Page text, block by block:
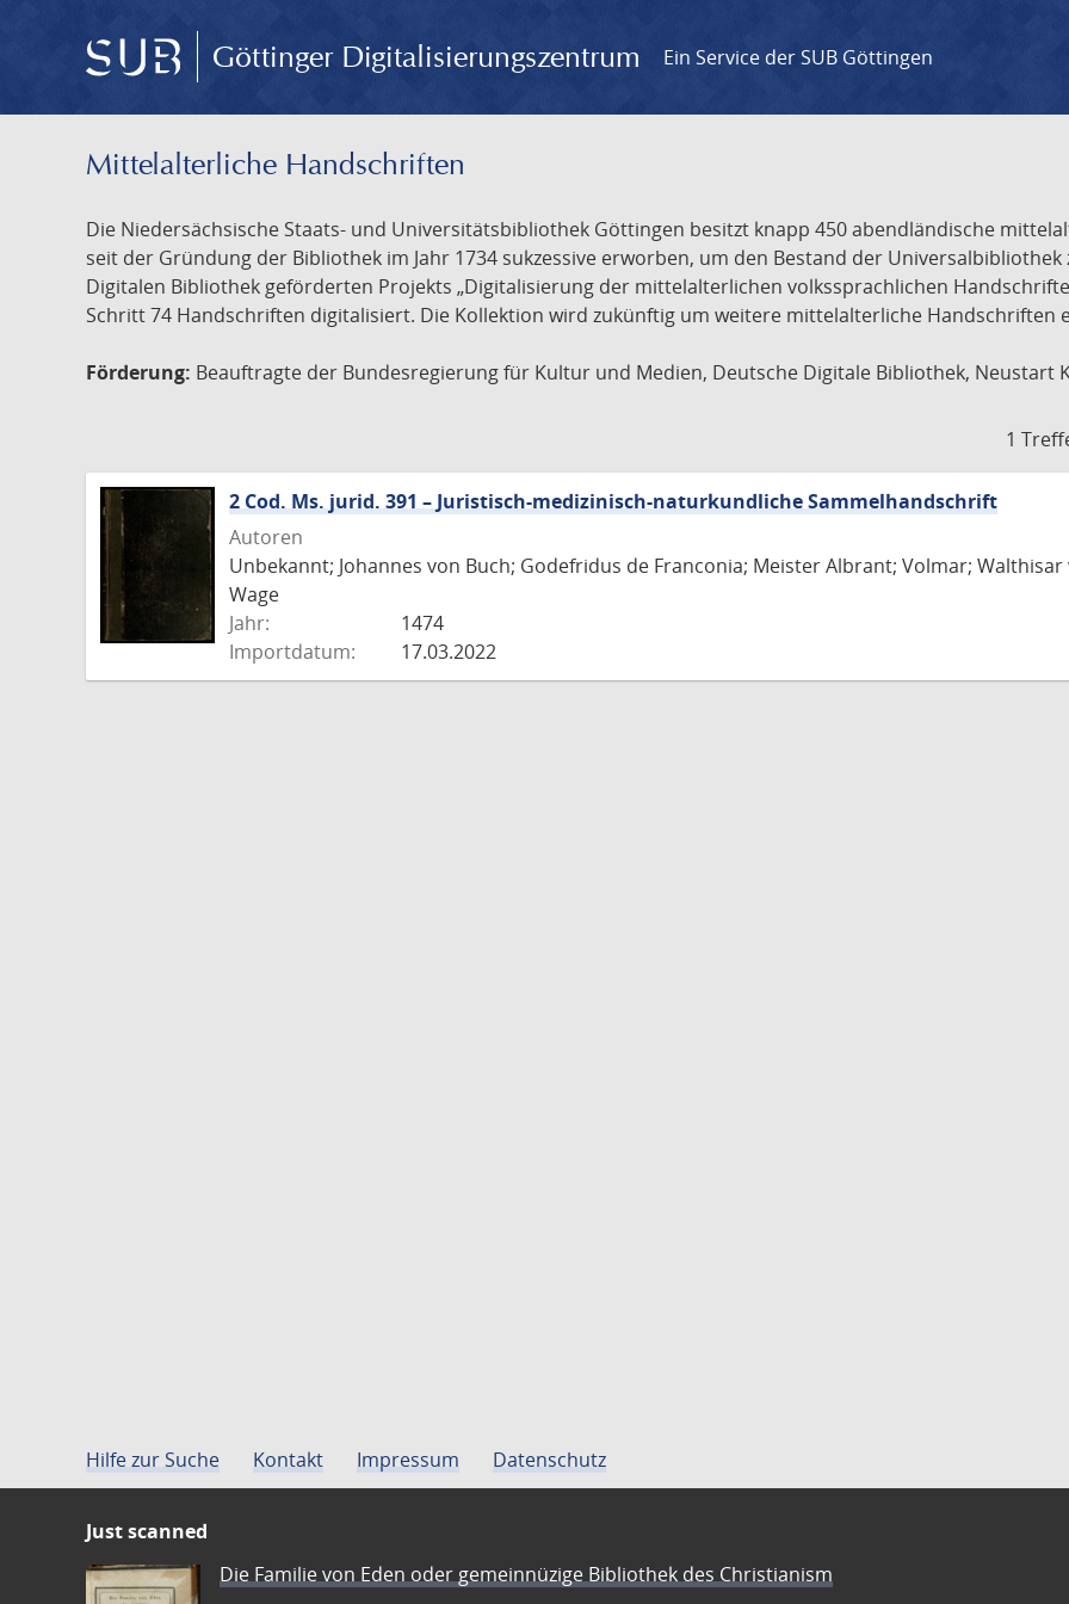
Göttinger Digitalisierungszentrum Ein Service der SUB Göttingen
Mittelalterliche Handschriften
Die Niedersächsische Staats- und Universitätsbibliothek Göttingen besitzt knapp 450 abendländische
seit der Gründung der Bibliothek im Jahr 1734 sukzessive erworben, um den Bestand der
Digitalen Bibliothek geförderten Projekts „Digitalisierung der mittelalterlichen volkssprachlichen
Schritt 74 Handschriften digitalisiert. Die Kollektion wird zukünftig um weitere mittelalterliche Handschriften
Förderung: Beauftragte der Bundesregierung für Kultur und Medien, Deutsche Digitale Bibliothek, Neustart
1
2 Cod. Ms. jurid. 391 – Juristisch-medizinisch-naturkundliche Sammelhandschrift
Autoren
Unbekannt; Johannes von Buch; Godefridus de Franconia; Meister Albrant; Volmar;
Wage
Jahr:
1474
Importdatum:
17.03.2022
Hilfe zur Suche Kontakt Impressum Datenschutz
Just scanned
Die Familie von Eden oder gemeinnüzige Bibliothek des Christianism